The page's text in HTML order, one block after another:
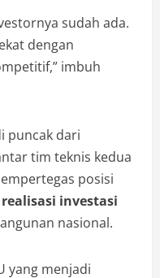
sudah ada.
dengan
imbuh
puncak dari
tim teknis kedua
posisi
realisasi investasi
nasional.
yang menjadi